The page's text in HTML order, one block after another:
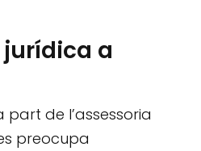
a
part de l’assessoria
preocupa